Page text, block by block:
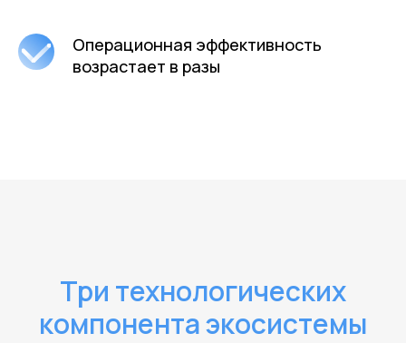
Операционная эффективность
возрастает в разы
Три технологических
компонента экосистемы